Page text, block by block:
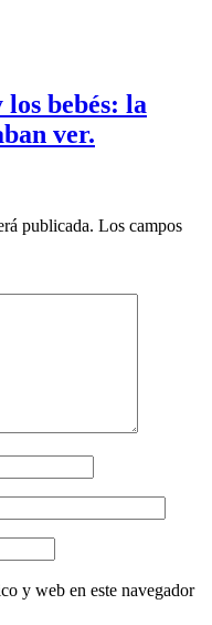
los bebés: la
ver.
publicada. Los campos
y web en este navegador